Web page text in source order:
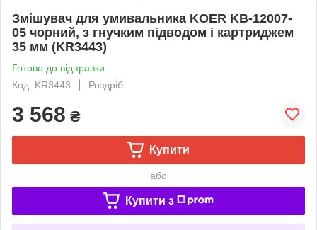
Змішувач для умивальника KOER KB-12007-
05 чорний, з гнучким підводом і картриджем
35 мм (KR3443)
Готово до відправки
Код: KR3443
Роздріб
3 568 ₴
Купити
або
Купити з